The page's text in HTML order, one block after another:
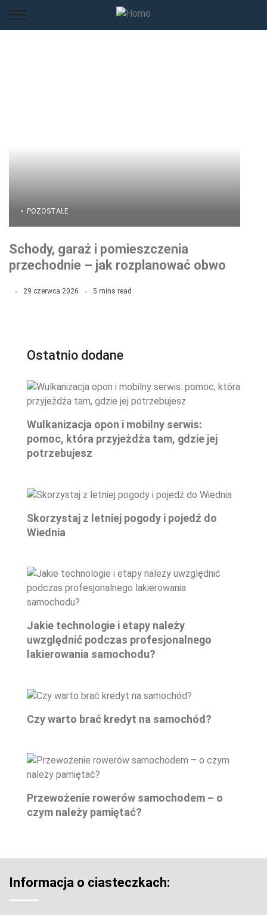
POZOSTAŁE
Schody, garaż i pomieszczenia
przechodnie – jak rozplanować obwody
29 czerwca 2026 5 mins read
Ostatnio dodane
Wulkanizacja opon i mobilny serwis:
pomoc, która przyjeżdża tam, gdzie jej
potrzebujesz
Skorzystaj z letniej pogody i pojedź do
Wiednia
Jakie technologie i etapy należy
uwzględnić podczas profesjonalnego
lakierowania samochodu?
Czy warto brać kredyt na samochód?
Przewożenie rowerów samochodem – o
czym należy pamiętać?
Informacja o ciasteczkach: